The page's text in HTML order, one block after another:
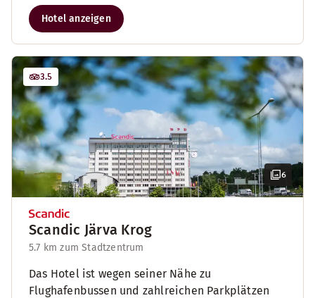
Hotel anzeigen
6
3.5
Scandic Järva Krog
5.7 km zum Stadtzentrum
Das Hotel ist wegen seiner Nähe zu
Flughafenbussen und zahlreichen Parkplätzen